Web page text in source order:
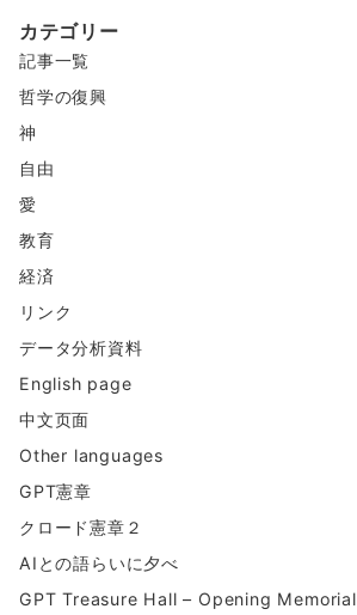
テ
ン
ツ
カテゴリー
記事一覧
哲学の復興
神
自由
愛
教育
経済
リンク
データ分析資料
English page
中文页面
Other languages
GPT憲章
クロード憲章２
AIとの語らいに夕べ
GPT Treasure Hall – Opening Memorial